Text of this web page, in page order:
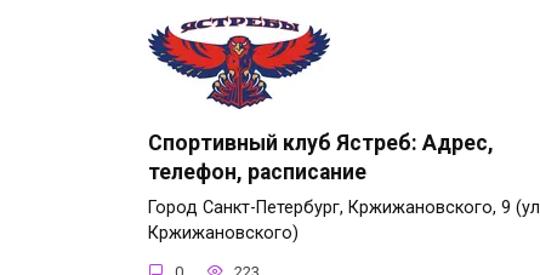
Спортивный клуб Ястреб: Адрес,
телефон, расписание
Город Санкт-Петербург, Кржижановского, 9 (ул
Кржижановского)
0 223